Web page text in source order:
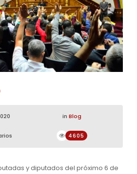
in Blog
4605
y diputados del próximo 6 de